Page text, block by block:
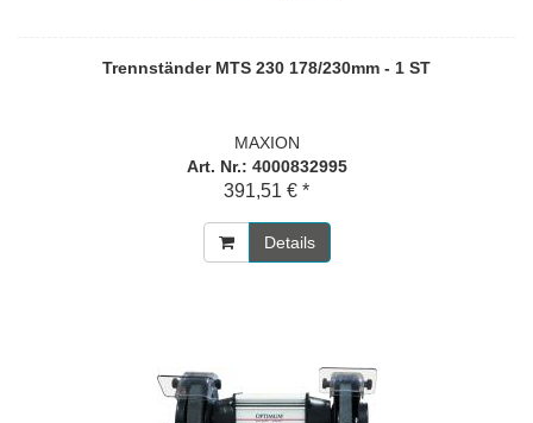
Trennständer MTS 230 178/230mm - 1 ST
MAXION
Art. Nr.: 4000832995
391,51 € *
Details